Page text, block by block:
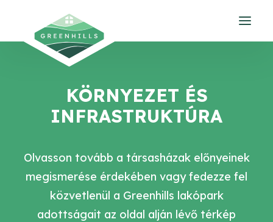
Ingatlanok
Galéria
Kapcsolat
HU
KÖRNYEZET ÉS
INFRASTRUKTÚRA
Olvasson tovább a társasházak előnyeinek
megismerése érdekében vagy fedezze fel
közvetlenül a Greenhills lakópark
adottságait az oldal alján lévő térkép